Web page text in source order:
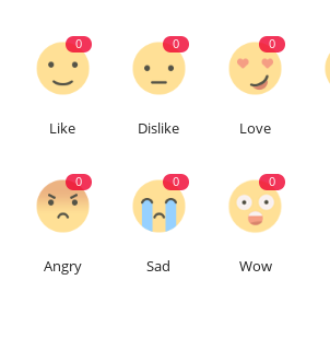
0
Like
0
Dislike
0
Love
0
Angry
0
Sad
0
Wow